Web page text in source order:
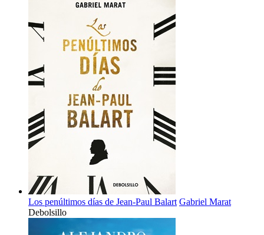
Los penúltimos días de Jean-Paul Balart Gabriel Marat
Debolsillo